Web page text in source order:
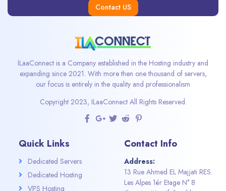
Contact US
ILaaConnect is a Company established in the Hosting industry and
expanding since 2021. With more then one thousand of servers,
our focus is entirely in the quality and professionalism
Copyright 2023, ILaaConnect All Rights Reserved.
Quick Links
Dedicated Servers
Dedicated Hosting
VPS Hosting
Contact Info
Address:
13 Rue Ahmed EL Majjati RES.
Les Alpes 1ér Etage N° 8